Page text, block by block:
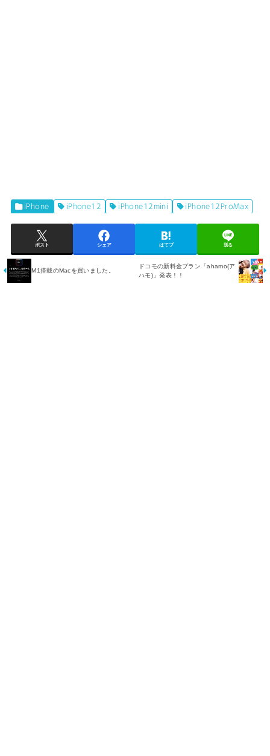
iPhone iPhone12 iPhone12mini iPhone12ProMax
ポスト シェア はてブ 送る
M1搭載のMacを買いました。
ドコモの新料金プラン「ahamo(ア
ハモ)」発表！！